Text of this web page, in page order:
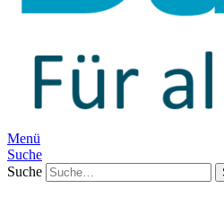
Menü
Suche
Suche